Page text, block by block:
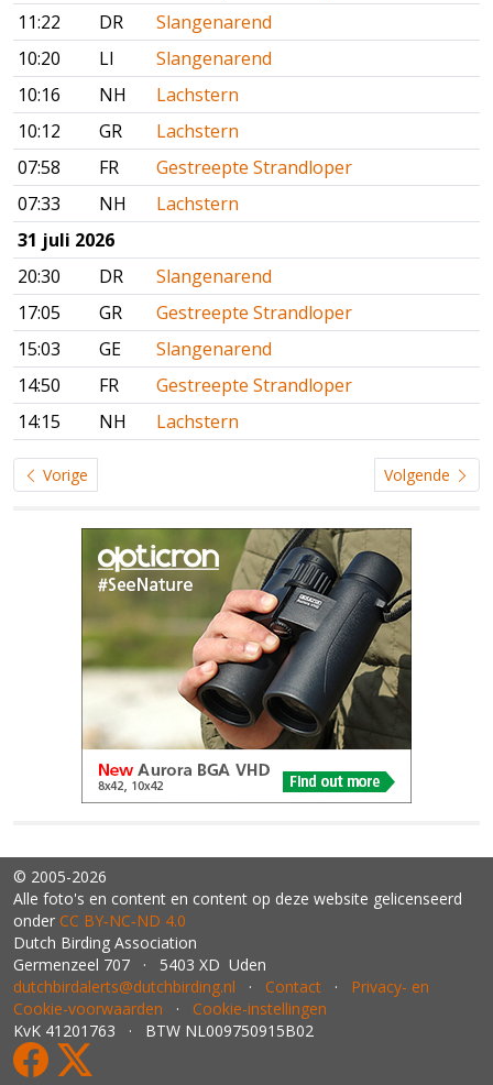
11:22
DR
Slangenarend
10:20
LI
Slangenarend
10:16
NH
Lachstern
10:12
GR
Lachstern
07:58
FR
Gestreepte Strandloper
07:33
NH
Lachstern
31 juli 2026
20:30
DR
Slangenarend
17:05
GR
Gestreepte Strandloper
15:03
GE
Slangenarend
14:50
FR
Gestreepte Strandloper
14:15
NH Lachstern
Vorige Volgende
© 2005-2026
Alle foto's en content en content op deze website gelicenseerd
onder CC BY‑NC‑ND 4.0
Dutch Birding Association
Germenzeel 707 · 5403 XD Uden
dutchbirdalerts@dutchbirding.nl · Contact · Privacy- en
Cookie-voorwaarden · Cookie-instellingen
KvK 41201763 · BTW NL009750915B02